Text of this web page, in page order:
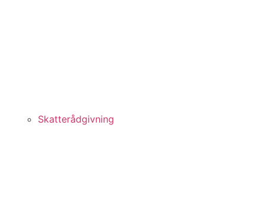
Skatterådgivning